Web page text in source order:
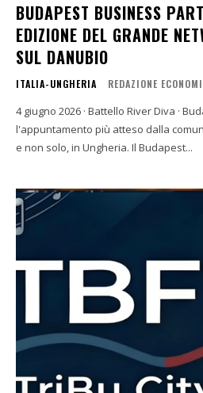
BUDAPEST BUSINESS
EDIZIONE DEL GRANDE
SUL DANUBIO
ITALIA-UNGHERIA REDAZIONE
4 giugno 2026 · Battello River Diva · Budapest Torna
l'appuntamento più atteso dalla
e non solo, in Ungheria. Il Budapest...